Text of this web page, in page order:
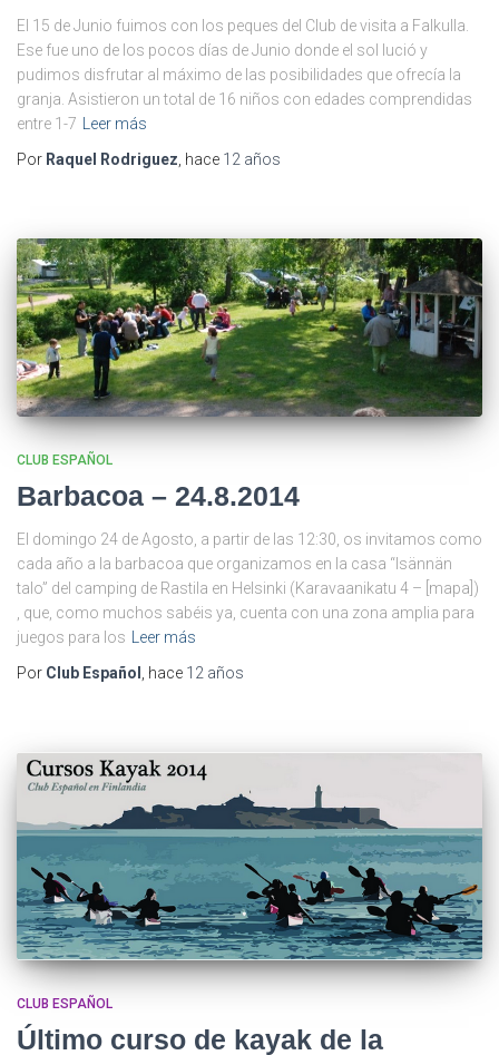
El 15 de Junio fuimos con los peques del Club de visita a Falkulla.
Ese fue uno de los pocos días de Junio donde el sol lució y
pudimos disfrutar al máximo de las posibilidades que ofrecía la
granja. Asistieron un total de 16 niños con edades comprendidas
entre 1-7
Leer más
Por Raquel Rodriguez , hace 12 años
CLUB ESPAÑOL
Barbacoa – 24.8.2014
El domingo 24 de Agosto, a partir de las 12:30, os invitamos como
cada año a la barbacoa que organizamos en la casa “Isännän
talo” del camping de Rastila en Helsinki (Karavaanikatu 4 – [mapa])
, que, como muchos sabéis ya, cuenta con una zona amplia para
juegos para los Leer más
Por Club Español , hace 12 años
CLUB ESPAÑOL
Último curso de kayak de la